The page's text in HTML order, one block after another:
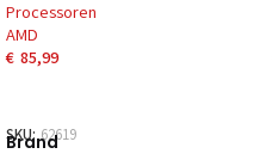
Processoren
AMD
€ 85,99
SKU:62619
Brand